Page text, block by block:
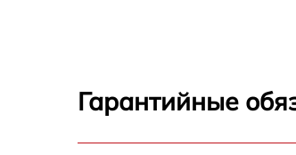
Гарантийные